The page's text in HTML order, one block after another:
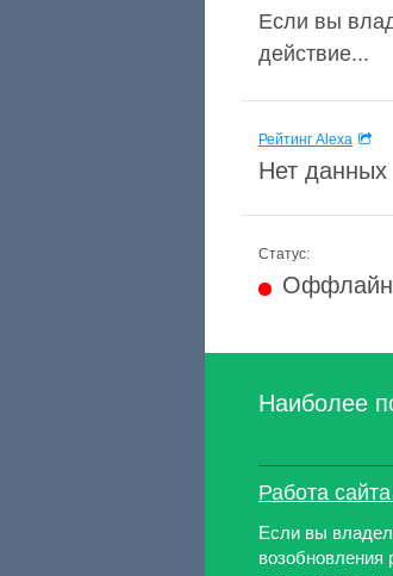
Если вы
действие...
Рейтинг Alexa
Нет данных
Статус:
Оффлайн
Наиболее
Работа
Если вы
возобновления